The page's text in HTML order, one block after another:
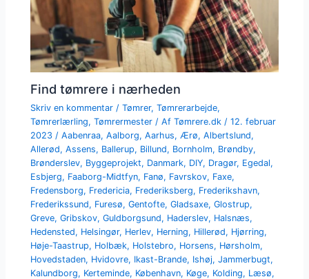
Find tømrere i nærheden
Skriv en kommentar /Tømrer,Tømrerarbejde,
Tømrerlærling,Tømrermester / AfTømrere.dk /12. februar
2023 /Aabenraa,Aalborg,Aarhus, Ærø,Albertslund,
Allerød,Assens, Ballerup, Billund, Bornholm, Brøndby,
Brønderslev, Byggeprojekt, Danmark, DIY, Dragør, Egedal,
Esbjerg, Faaborg-Midtfyn, Fanø, Favrskov, Faxe,
Fredensborg, Fredericia, Frederiksberg, Frederikshavn,
Frederikssund, Furesø,Gentofte,Gladsaxe,Glostrup,
Greve,Gribskov,Guldborgsund, Haderslev, Halsnæs,
Hedensted, Helsingør, Herlev, Herning, Hillerød, Hjørring,
Høje-Taastrup, Holbæk, Holstebro, Horsens, Hørsholm,
Hovedstaden, Hvidovre, Ikast-Brande, Ishøj,Jammerbugt,
Kalundborg, Kerteminde, København, Køge, Kolding, Læsø,